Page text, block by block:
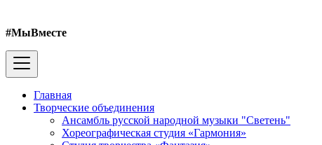
#МыВместе
Главная
Творческие объединения
Ансамбль русской народной музыки "Светень"
Хореографическая студия «Гармония»